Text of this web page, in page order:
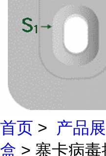
首页 > 产品
盒 > 寨卡病